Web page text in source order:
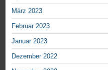
März 2023
Februar 2023
Januar 2023
Dezember 2022